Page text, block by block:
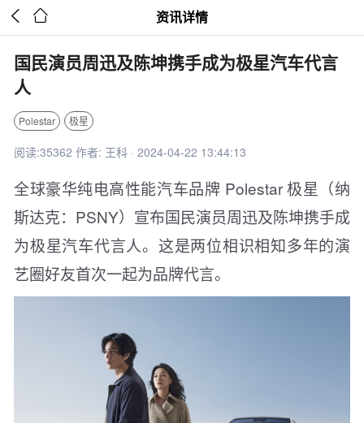
  资讯详情
国民演员周迅及陈坤携手成为极星汽车代言
人
Polestar 极星
阅读:35362 作者: 王科 · 2024-04-22 13:44:13
全球豪华纯电高性能汽车品牌 Polestar 极星（纳
斯达克：PSNY）宣布国民演员周迅及陈坤携手成
为极星汽车代言人。这是两位相识相知多年的演
艺圈好友首次一起为品牌代言。